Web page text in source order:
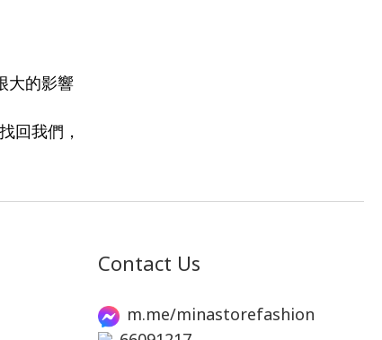
大的影響
回我們，
Contact Us
m.me/minastorefashion